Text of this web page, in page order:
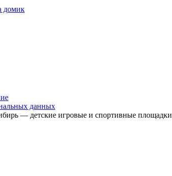
домик
данных
— детские игровые и спортивные площадки